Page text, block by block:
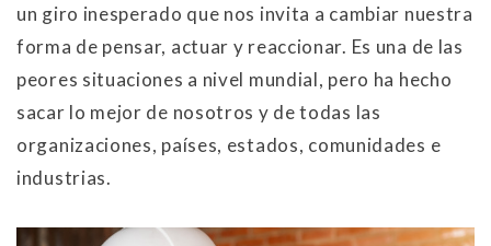
un giro inesperado que nos invita a cambiar nuestra
forma de pensar, actuar y reaccionar. Es una de las
peores situaciones a nivel mundial, pero ha hecho
sacar lo mejor de nosotros y de todas las
organizaciones, países, estados, comunidades e
industrias.